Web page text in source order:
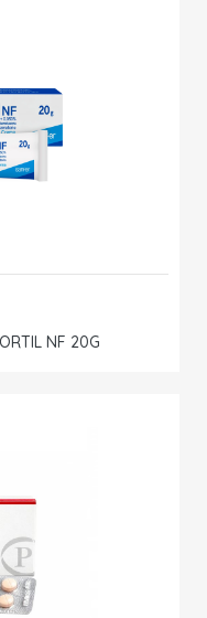
NF 20G